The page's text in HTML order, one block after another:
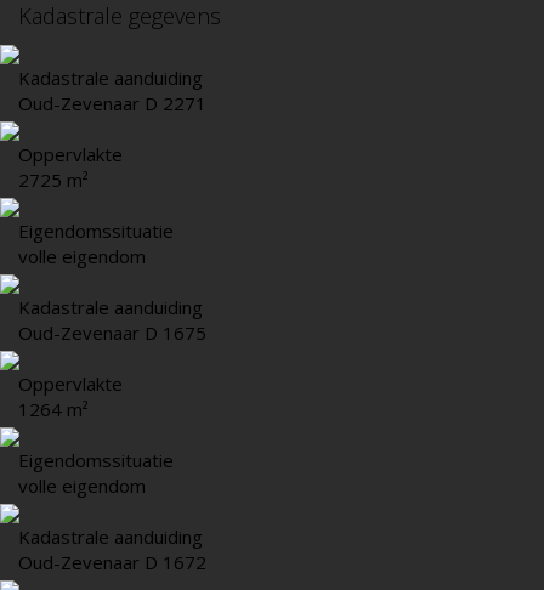
Kadastrale gegevens
Kadastrale aanduiding
Oud-Zevenaar D 2271
Oppervlakte
2725 m²
Eigendomssituatie
volle eigendom
Kadastrale aanduiding
Oud-Zevenaar D 1675
Oppervlakte
1264 m²
Eigendomssituatie
volle eigendom
Kadastrale aanduiding
Oud-Zevenaar D 1672